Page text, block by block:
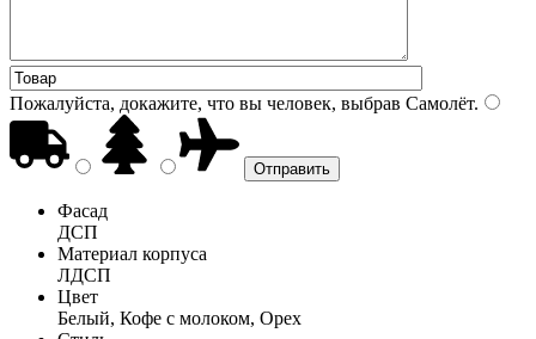
Пожалуйста, докажите, что вы человек, выбрав Самолёт.
Фасад
ДСП
Материал корпуса
ЛДСП
Цвет
Белый, Кофе с молоком, Орех